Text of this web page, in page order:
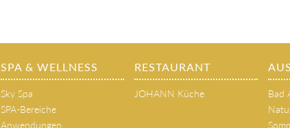
SPA & WELLNESS
Sky Spa
SPA-Bereiche
Anwendungen
RESTAURANT
JOHANN Küche
Bad